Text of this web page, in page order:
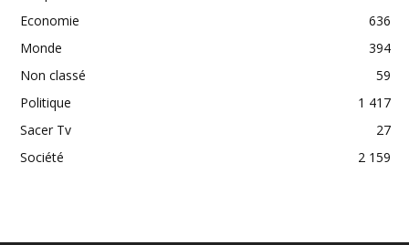
Economie
636
Monde
394
Non classé
59
Politique
1 417
Sacer Tv
27
Société
2 159